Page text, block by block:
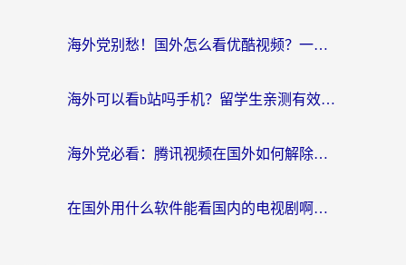
海外党别愁！国外怎么看优酷视频？一招解决追剧、看直播难题
海外可以看b站吗手机？留学生亲测有效的回国加速指南
海外党必看：腾讯视频在国外如何解除地域限制？附优酷咪咕使用指南
在国外用什么软件能看国内的电视剧啊？留学生亲测有效的回国加速方案